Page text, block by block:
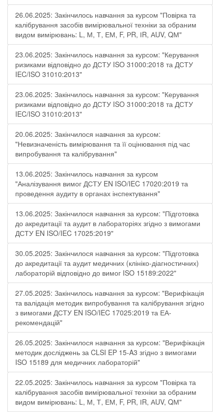
26.06.2025: Закінчилось навчання за курсом "Повірка та
калібрування засобів вимірювальної техніки за обраним
видом вимірювань: L, М, Т, ЕМ, F, РR, ІR, АUV, QМ"
23.06.2025: Закінчилось навчання за курсом: "Керування
ризиками відповідно до ДСТУ ISO 31000:2018 та ДСТУ
IEC/ISO 31010:2013"
23.06.2025: Закінчилось навчання за курсом: "Керування
ризиками відповідно до ДСТУ ISO 31000:2018 та ДСТУ
IEC/ISO 31010:2013"
20.06.2025: Закінчилося навчання за курсом:
"Невизначеність вимірювання та її оцінювання під час
випробування та калібрування"
13.06.2025: Закінчилось навчання за курсом
"Аналізування вимог ДСТУ EN ISO/IEC 17020:2019 та
проведення аудиту в органах інспектування"
13.06.2025: Закінчилося навчання за курсом: "Підготовка
до акредитації та аудит в лабораторіях згідно з вимогами
ДСТУ EN ISO/IEC 17025:2019"
30.05.2025: Закінчилося навчання за курсом: "Підготовка
до акредитації та аудит медичних (клініко-діагностичних)
лабораторій відповідно до вимог ISO 15189:2022"
27.05.2025: Закінчилось навчання за курсом: "Верифікація
та валідація методик випробування та калібрування згідно
з вимогами ДСТУ EN ISO/IEC 17025:2019 та ЕА-
рекомендацій"
26.05.2025: Закінчилося навчання за курсом: "Верифікація
методик досліджень за CLSI EP 15-A3 згідно з вимогами
ISO 15189 для медичних лабораторій"
22.05.2025: Закінчилось навчання за курсом "Повірка та
калібрування засобів вимірювальної техніки за обраним
видом вимірювань: L, М, Т, ЕМ, F, РR, ІR, АUV, QМ"